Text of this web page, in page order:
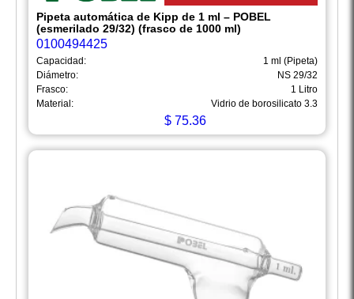
Pipeta automática de Kipp de 1 ml – POBEL
(esmerilado 29/32) (frasco de 1000 ml)
0100494425
Capacidad:
1 ml (Pipeta)
Diámetro:
NS 29/32
Frasco:
1 Litro
Material:
Vidrio de borosilicato 3.3
$75.36